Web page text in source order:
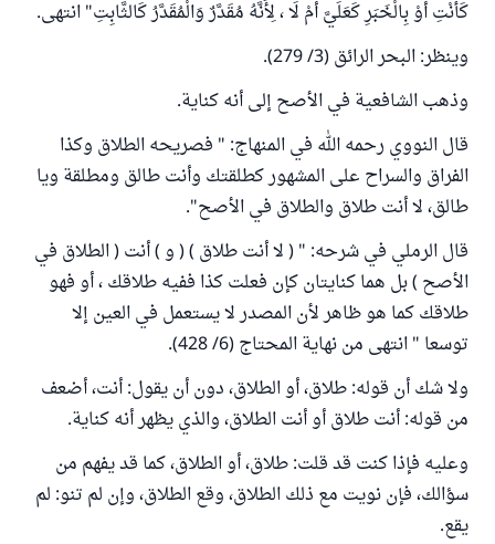
كَأَنْتِ أَوْ بِالْخَبَرِ كَعَلَيَّ أَمْ لَا ، لِأَنَّهُ مُقَدَّرٌ وَالْمُقَدَّرُ كَالثَّابِتِ" انتهى.
وينظر: البحر الرائق (3/ 279).
وذهب الشافعية في الأصح إلى أنه كناية.
قال النووي رحمه الله في المنهاج: " فصريحه الطلاق وكذا
الفراق والسراح على المشهور كطلقتك وأنت طالق ومطلقة ويا
طالق، لا أنت طلاق والطلاق في الأصح".
قال الرملي في شرحه: " ( لا أنت طلاق ) ( و ) أنت ( الطلاق في
الأصح ) بل هما كنايتان كإن فعلت كذا ففيه طلاقك ، أو فهو
طلاقك كما هو ظاهر لأن المصدر لا يستعمل في العين إلا
توسعا " انتهى من نهاية المحتاج (6/ 428).
ولا شك أن قوله: طلاق، أو الطلاق، دون أن يقول: أنت، أضعف
من قوله: أنت طلاق أو أنت الطلاق، والذي يظهر أنه كناية.
وعليه فإذا كنت قد قلت: طلاق، أو الطلاق، كما قد يفهم من
سؤالك، فإن نويت مع ذلك الطلاق، وقع الطلاق، وإن لم تنو: لم
يقع.